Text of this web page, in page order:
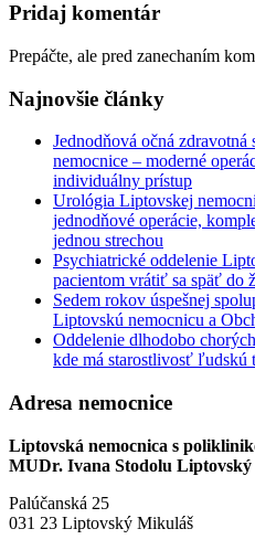
Pridaj komentár
Prepáčte, ale pred zanechaním
Najnovšie články
Jednodňová očná
nemocnice – moderné
individuálny prístup
Urológia Liptovskej
jednodňové operácie,
jednou strechou
Psychiatrické oddelenie
pacientom vrátiť sa späť do
Sedem rokov úspešnej
Liptovskú nemocnicu a
Oddelenie dlhodobo
kde má starostlivosť ľudskú
Adresa nemocnice
Liptovská nemocnica s
MUDr. Ivana Stodolu
Palúčanská 25
031 23 Liptovský Mikuláš